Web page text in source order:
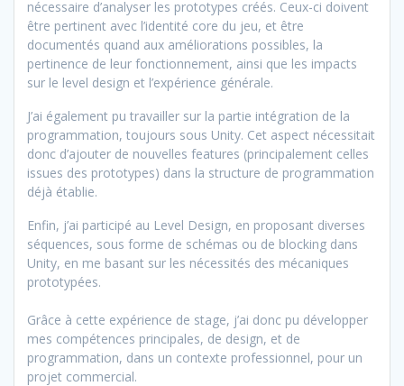
nécessaire d’analyser les prototypes créés. Ceux-ci doivent
être pertinent avec l’identité core du jeu, et être
documentés quand aux améliorations possibles, la
pertinence de leur fonctionnement, ainsi que les impacts
sur le level design et l’expérience générale.
J’ai également pu travailler sur la partie intégration de la
programmation, toujours sous Unity. Cet aspect nécessitait
donc d’ajouter de nouvelles features (principalement celles
issues des prototypes) dans la structure de programmation
déjà établie.
Enfin, j’ai participé au Level Design, en proposant diverses
séquences, sous forme de schémas ou de blocking dans
Unity, en me basant sur les nécessités des mécaniques
prototypées.
Grâce à cette expérience de stage, j’ai donc pu développer
mes compétences principales, de design, et de
programmation, dans un contexte professionnel, pour un
projet commercial.